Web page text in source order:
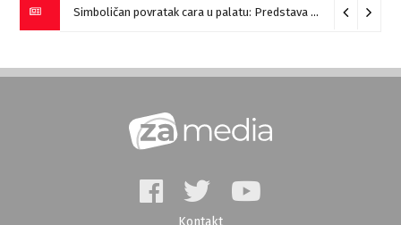
Simboličan povratak cara u palatu: Predstava “Galerije” na Romulijani